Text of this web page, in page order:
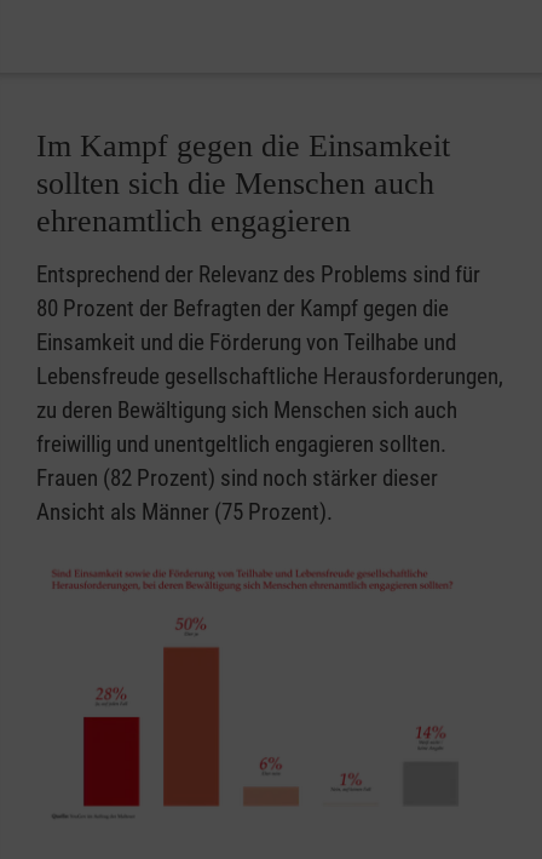
Im Kampf gegen die Einsamkeit
sollten sich die Menschen auch
ehrenamtlich engagieren
Entsprechend der Relevanz des Problems sind für
80 Prozent der Befragten der Kampf gegen die
Einsamkeit und die Förderung von Teilhabe und
Lebensfreude gesellschaftliche Herausforderungen,
zu deren Bewältigung sich Menschen sich auch
freiwillig und unentgeltlich engagieren sollten.
Frauen (82 Prozent) sind noch stärker dieser
Ansicht als Männer (75 Prozent).